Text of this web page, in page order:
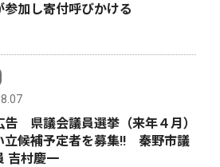
参加し寄付呼びかける
告 県議会議員選挙（来年４月）
立候補予定者を募集‼ 秦野市議
吉村慶一